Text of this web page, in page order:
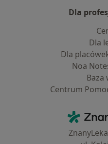
Dla
Dla
Dla
Noa
Baza
Centrum